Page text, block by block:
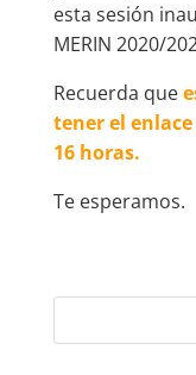
esta sesión
MERIN 2020/
Recuerda que
tener el
16 horas.
Te esperamos.